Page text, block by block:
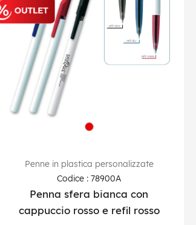
Penne in plastica personalizzate
Codice : 78900A
Penna sfera bianca con
cappuccio rosso e refil rosso